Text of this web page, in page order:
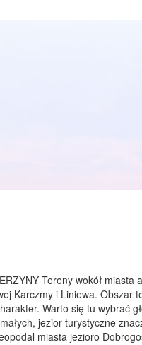
Tereny wokół
Karczmy i Liniewa. Obszar
Warto się tu wybrać
jezior turystyczne
miasta jezioro